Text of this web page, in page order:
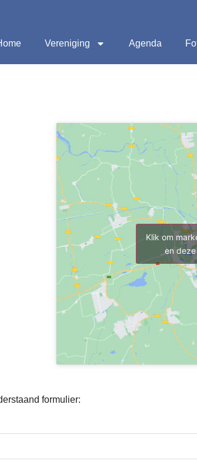
Vereniging Agenda
Klik om
en
formulier: